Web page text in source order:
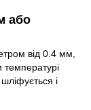
або
від 0.4 мм,
і